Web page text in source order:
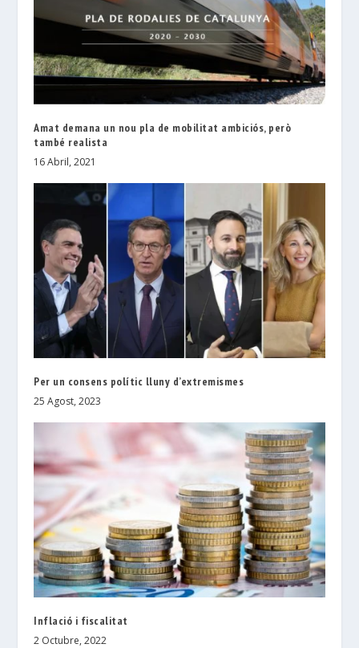
Amat demana un nou pla de mobilitat ambiciós, però
també realista
16 Abril, 2021
Per un consens polític lluny d’extremismes
25 Agost, 2023
Inflació i fiscalitat
2 Octubre, 2022